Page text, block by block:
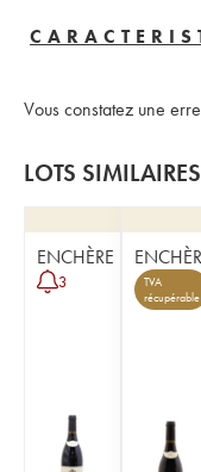
Vous constatez une
LOTS SIMILAIRES
ENCHÈRE
3
TVA
récupérable